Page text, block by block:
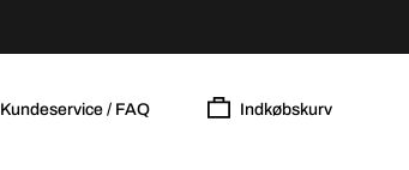
Kundeservice / FAQ Indkøbskurv